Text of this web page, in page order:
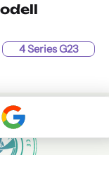
4 Series G23